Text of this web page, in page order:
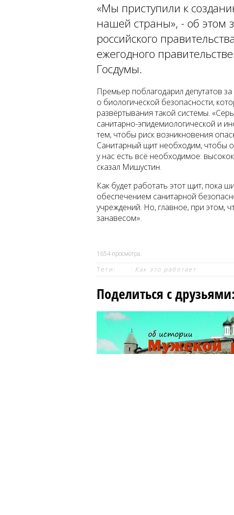
«Мы приступили к
нашей страны», - об этом
российского
ежегодного
Госдумы.
Премьер поблагодарил депутатов
о биологической безопасности,
развёртывания такой системы.
санитарно-эпидемиологической и
тем, чтобы риск возникновения
Санитарный щит необходим, чтобы
у нас есть всё необходимое:
сказал Мишустин.
Как будет работать этот щит, пока
обеспечением санитарной
учреждений. Но, главное, при этом,
занавесом».
1654 просмотра.
Теги:
Как это работает
Поделиться с друзьями: